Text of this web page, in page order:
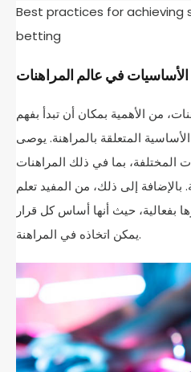
Best practices for achieving
betting
في عالم المراهنات
من الأهمية بمكان أن تبدأ بفهم
المتعلقة بالمراهنة. يوصى
المختلفة، بما في ذلك المراهنات
بالإضافة إلى ذلك، من المفيد تعلم
بفعالية، حيث أنها أساس كل قرار
يمكن اتخاذه في المراهنة.